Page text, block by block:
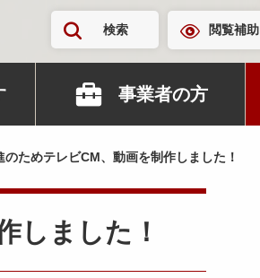
検索 閲覧補助
事業者の方
のためテレビCM、動画を制作しました！
しました！